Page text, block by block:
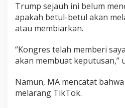
Trump sejauh ini belum
apakah betul-betul akan
atau membiarkan.
“Kongres telah memberi
akan membuat keputusan,”
Namun, MA mencatat
melarang TikTok.